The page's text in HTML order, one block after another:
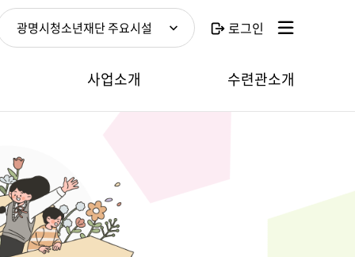
사업소개 수련관소개
광명시청소년재단 주요시설 로그인